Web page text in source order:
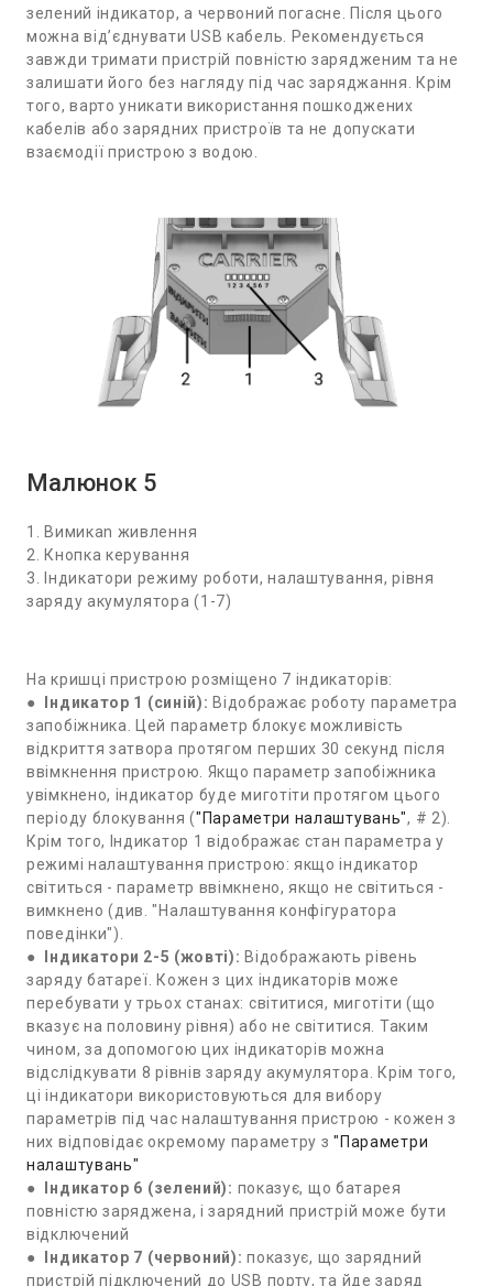
зелений індикатор, а червоний погасне. Після цього
можна від’єднувати USB кабель. Рекомендується
завжди тримати пристрій повністю зарядженим та не
залишати його без нагляду під час заряджання. Крім
того, варто уникати використання пошкоджених
кабелів або зарядних пристроїв та не допускати
взаємодії пристрою з водою.
Малюнок 5
1. Вимикаn живлення
2. Кнопка керування
3. Індикатори режиму роботи, налаштування, рівня
заряду акумулятора (1-7)
На кришці пристрою розміщено 7 індикаторів:
●
Індикатор 1 (синій): Відображає роботу параметра
запобіжника. Цей параметр блокує можливість
відкриття затвора протягом перших 30 секунд після
ввімкнення пристрою. Якщо параметр запобіжника
увімкнено, індикатор буде миготіти протягом цього
періоду блокування ("Параметри налаштувань", # 2).
Крім того, Індикатор 1 відображає стан параметра у
режимі налаштування пристрою: якщо індикатор
світиться - параметр ввімкнено, якщо не світиться -
вимкнено (див. "Налаштування конфігуратора
поведінки").
●
Індикатори 2-5 (жовті): Відображають рівень
заряду батареї. Кожен з цих індикаторів може
перебувати у трьох станах: світитися, миготіти (що
вказує на половину рівня) або не світитися. Таким
чином, за допомогою цих індикаторів можна
відслідкувати 8 рівнів заряду акумулятора. Крім того,
ці індикатори використовуються для вибору
параметрів під час налаштування пристрою - кожен з
них відповідає окремому параметру з"Параметри
налаштувань"
●
Індикатор 6 (зелений): показує, що батарея
повністю заряджена, і зарядний пристрій може бути
відключений
●
Індикатор 7 (червоний): показує, що зарядний
пристрій підключений до USB порту, та йде заряд